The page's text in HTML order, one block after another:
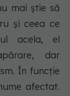
mai știe să
și ceea ce
acela, el
dar
În funcție
afectat.